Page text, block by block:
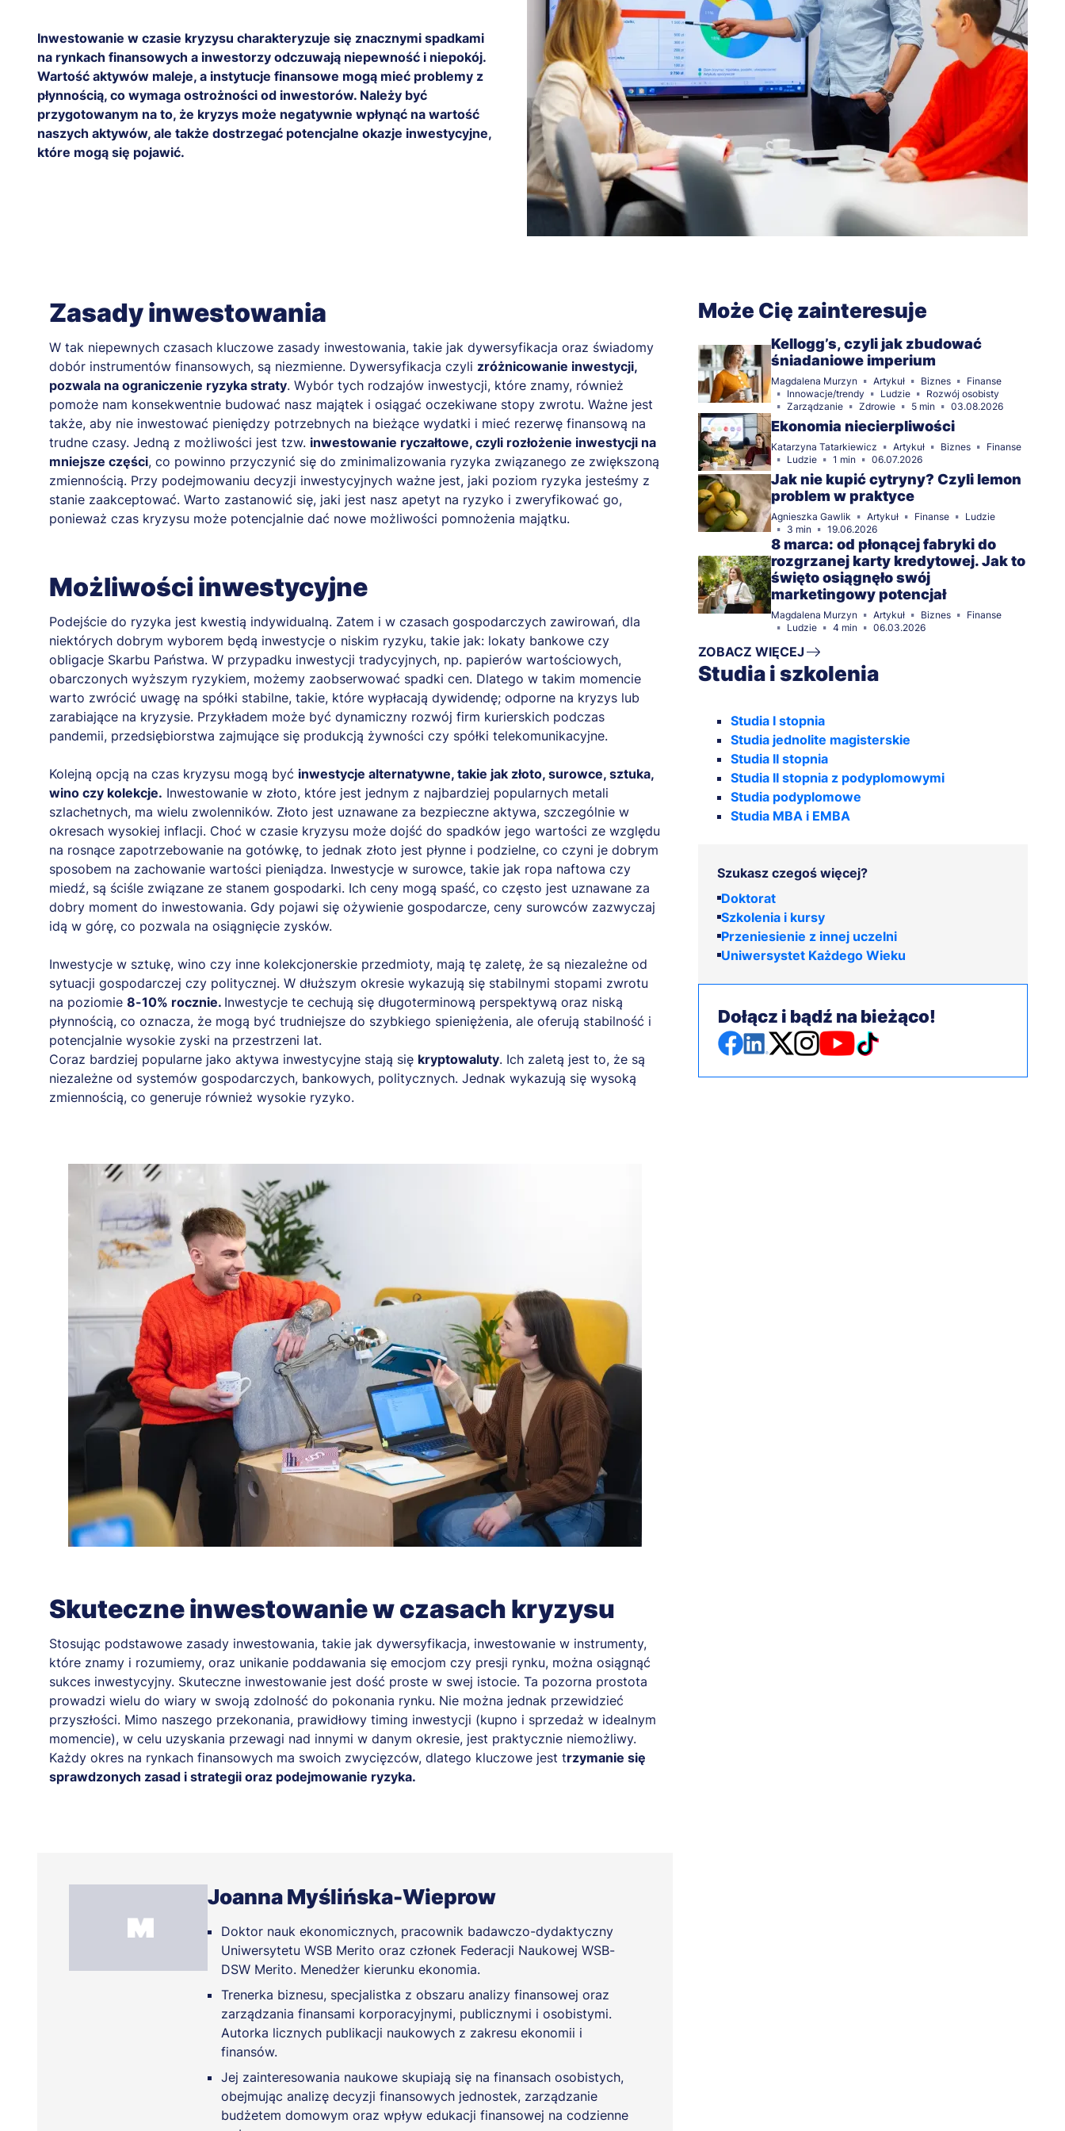
Inwestowanie w czasie kryzysu charakteryzuje się znacznymi spadkami
na rynkach finansowych a inwestorzy odczuwają niepewność i niepokój.
Wartość aktywów maleje, a instytucje finansowe mogą mieć problemy z
płynnością, co wymaga ostrożności od inwestorów. Należy być
przygotowanym na to, że kryzys może negatywnie wpłynąć na wartość
naszych aktywów, ale także dostrzegać potencjalne okazje inwestycyjne,
które mogą się pojawić.
Zasady inwestowania
W tak niepewnych czasach kluczowe zasady inwestowania, takie jak dywersyfikacja oraz świadomy
dobór instrumentów finansowych, są niezmienne. Dywersyfikacja czyli zróżnicowanie inwestycji,
pozwala na ograniczenie ryzyka straty. Wybór tych rodzajów inwestycji, które znamy, również
pomoże nam konsekwentnie budować nasz majątek i osiągać oczekiwane stopy zwrotu. Ważne jest
także, aby nie inwestować pieniędzy potrzebnych na bieżące wydatki i mieć rezerwę finansową na
trudne czasy. Jedną z możliwości jest tzw. inwestowanie ryczałtowe, czyli rozłożenie inwestycji na
mniejsze części, co powinno przyczynić się do zminimalizowania ryzyka związanego ze zwiększoną
zmiennością. Przy podejmowaniu decyzji inwestycyjnych ważne jest, jaki poziom ryzyka jesteśmy z
stanie zaakceptować. Warto zastanowić się, jaki jest nasz apetyt na ryzyko i zweryfikować go,
ponieważ czas kryzysu może potencjalnie dać nowe możliwości pomnożenia majątku.
Możliwości inwestycyjne
Podejście do ryzyka jest kwestią indywidualną. Zatem i w czasach gospodarczych zawirowań, dla
niektórych dobrym wyborem będą inwestycje o niskim ryzyku, takie jak: lokaty bankowe czy
obligacje Skarbu Państwa. W przypadku inwestycji tradycyjnych, np. papierów wartościowych,
obarczonych wyższym ryzykiem, możemy zaobserwować spadki cen. Dlatego w takim momencie
warto zwrócić uwagę na spółki stabilne, takie, które wypłacają dywidendę; odporne na kryzys lub
zarabiające na kryzysie. Przykładem może być dynamiczny rozwój firm kurierskich podczas
pandemii, przedsiębiorstwa zajmujące się produkcją żywności czy spółki telekomunikacyjne.
Kolejną opcją na czas kryzysu mogą być inwestycje alternatywne, takie jak złoto, surowce, sztuka,
wino czy kolekcje. Inwestowanie w złoto, które jest jednym z najbardziej popularnych metali
szlachetnych, ma wielu zwolenników. Złoto jest uznawane za bezpieczne aktywa, szczególnie w
okresach wysokiej inflacji. Choć w czasie kryzysu może dojść do spadków jego wartości ze względu
na rosnące zapotrzebowanie na gotówkę, to jednak złoto jest płynne i podzielne, co czyni je dobrym
sposobem na zachowanie wartości pieniądza. Inwestycje w surowce, takie jak ropa naftowa czy
miedź, są ściśle związane ze stanem gospodarki. Ich ceny mogą spaść, co często jest uznawane za
dobry moment do inwestowania. Gdy pojawi się ożywienie gospodarcze, ceny surowców zazwyczaj
idą w górę, co pozwala na osiągnięcie zysków.
Inwestycje w sztukę, wino czy inne kolekcjonerskie przedmioty, mają tę zaletę, że są niezależne od
sytuacji gospodarczej czy politycznej. W dłuższym okresie wykazują się stabilnymi stopami zwrotu
na poziomie 8-10% rocznie. Inwestycje te cechują się długoterminową perspektywą oraz niską
płynnością, co oznacza, że mogą być trudniejsze do szybkiego spieniężenia, ale oferują stabilność i
potencjalnie wysokie zyski na przestrzeni lat.
Coraz bardziej popularne jako aktywa inwestycyjne stają się kryptowaluty. Ich zaletą jest to, że są
niezależne od systemów gospodarczych, bankowych, politycznych. Jednak wykazują się wysoką
zmiennością, co generuje również wysokie ryzyko.
Skuteczne inwestowanie w czasach kryzysu
Stosując podstawowe zasady inwestowania, takie jak dywersyfikacja, inwestowanie w instrumenty,
które znamy i rozumiemy, oraz unikanie poddawania się emocjom czy presji rynku, można osiągnąć
sukces inwestycyjny. Skuteczne inwestowanie jest dość proste w swej istocie. Ta pozorna prostota
prowadzi wielu do wiary w swoją zdolność do pokonania rynku. Nie można jednak przewidzieć
przyszłości. Mimo naszego przekonania, prawidłowy timing inwestycji (kupno i sprzedaż w idealnym
momencie), w celu uzyskania przewagi nad innymi w danym okresie, jest praktycznie niemożliwy.
Każdy okres na rynkach finansowych ma swoich zwycięzców, dlatego kluczowe jest trzymanie się
sprawdzonych zasad i strategii oraz podejmowanie ryzyka.
Joanna Myślińska-Wieprow
Doktor nauk ekonomicznych, pracownik badawczo-dydaktyczny
Uniwersytetu WSB Merito oraz członek Federacji Naukowej WSB-
DSW Merito. Menedżer kierunku ekonomia.
Trenerka biznesu, specjalistka z obszaru analizy finansowej oraz
zarządzania finansami korporacyjnymi, publicznymi i osobistymi.
Autorka licznych publikacji naukowych z zakresu ekonomii i
finansów.
Jej zainteresowania naukowe skupiają się na finansach osobistych,
obejmując analizę decyzji finansowych jednostek, zarządzanie
budżetem domowym oraz wpływ edukacji finansowej na codzienne
Może Cię zainteresuje
Kellogg’s, czyli jak zbudować
śniadaniowe imperium
Magdalena Murzyn Artykuł Biznes
Finanse
Innowacje/trendy
Ludzie
Rozwój osobisty
Zarządzanie
Zdrowie 5 min 03.08.2026
Ekonomia niecierpliwości
Katarzyna Tatarkiewicz Artykuł Biznes
Finanse
Ludzie
1 min 06.07.2026
Jak nie kupić cytryny? Czyli lemon
problem w praktyce
Agnieszka Gawlik Artykuł Finanse
Ludzie
3 min
19.06.2026
8 marca: od płonącej fabryki do
rozgrzanej karty kredytowej. Jak to
święto osiągnęło swój
marketingowy potencjał
Magdalena Murzyn Artykuł Biznes
Finanse
Ludzie
4 min 06.03.2026
ZOBACZ WIĘCEJ
Studia i szkolenia
Studia I stopnia
Studia jednolite magisterskie
Studia II stopnia
Studia II stopnia z podyplomowymi
Studia podyplomowe
Studia MBA i EMBA
Szukasz czegoś więcej?
Doktorat
Szkolenia i kursy
Przeniesienie z innej uczelni
Uniwersystet Każdego Wieku
Dołącz i bądź na bieżąco!